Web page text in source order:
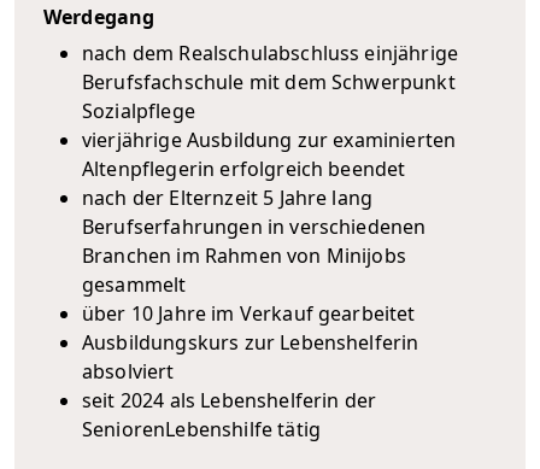
Werdegang
nach dem Realschulabschluss einjährige
Berufsfachschule mit dem Schwerpunkt
Sozialpflege
vierjährige Ausbildung zur examinierten
Altenpflegerin erfolgreich beendet
nach der Elternzeit 5 Jahre lang
Berufserfahrungen in verschiedenen
Branchen im Rahmen von Minijobs
gesammelt
über 10 Jahre im Verkauf gearbeitet
Ausbildungskurs zur Lebenshelferin
absolviert
seit 2024 als Lebenshelferin der
SeniorenLebenshilfe tätig